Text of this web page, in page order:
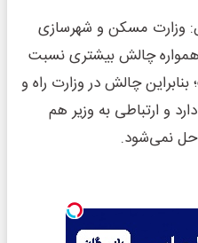
وزارت مسکن و شهرسازی
همواره چالش بیشتری نسبت
چالش در وزارت راه و
و ارتباطی به وزیر هم
حل نمی‌شود.